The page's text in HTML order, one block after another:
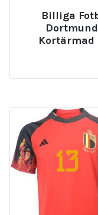
Billiga
Kortärmad